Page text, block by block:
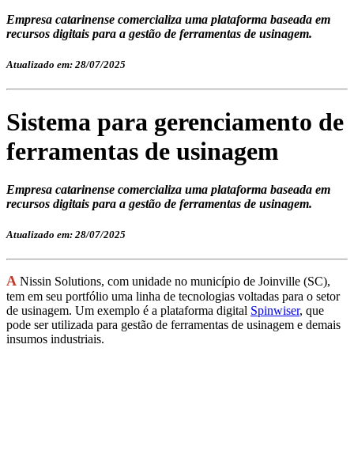
Empresa catarinense comercializa uma plataforma baseada em
recursos digitais para a gestão de ferramentas de usinagem.
Atualizado em: 28/07/2025
Sistema para gerenciamento de
ferramentas de usinagem
Empresa catarinense comercializa uma plataforma baseada em
recursos digitais para a gestão de ferramentas de usinagem.
Atualizado em: 28/07/2025
A Nissin Solutions, com unidade no município de Joinville (SC),
tem em seu portfólio uma linha de tecnologias voltadas para o setor
de usinagem. Um exemplo é a plataforma digital Spinwiser, que
pode ser utilizada para gestão de ferramentas de usinagem e demais
insumos industriais.